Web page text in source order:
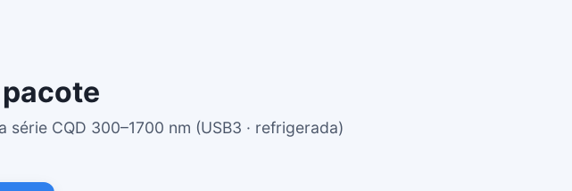
CQD 300–1700 nm (USB3 · refrigerada)